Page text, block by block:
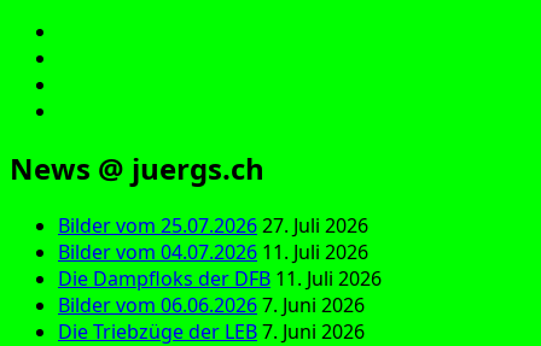
News @ juergs.ch
Bilder vom 25.07.202627. Juli 2026
Bilder vom 04.07.2026 11. Juli 2026
Die Dampfloks der DFB 11. Juli 2026
Bilder vom 06.06.20267. Juni 2026
Die Triebzüge der LEB7. Juni 2026